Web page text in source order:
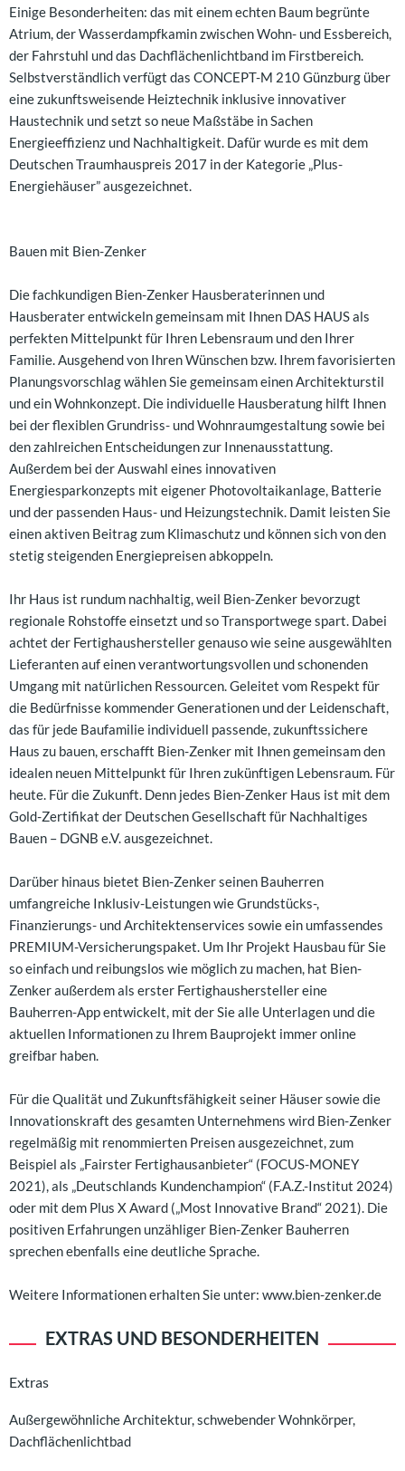
Einige Besonderheiten: das mit einem echten Baum begrünte
Atrium, der Wasserdampfkamin zwischen Wohn- und Essbereich,
der Fahrstuhl und das Dachflächenlichtband im Firstbereich.
Selbstverständlich verfügt das CONCEPT-M 210 Günzburg über
eine zukunftsweisende Heiztechnik inklusive innovativer
Haustechnik und setzt so neue Maßstäbe in Sachen
Energieeffizienz und Nachhaltigkeit. Dafür wurde es mit dem
Deutschen Traumhauspreis 2017 in der Kategorie „Plus-
Energiehäuser” ausgezeichnet.
Bauen mit Bien-Zenker
Die fachkundigen Bien-Zenker Hausberaterinnen und
Hausberater entwickeln gemeinsam mit Ihnen DAS HAUS als
perfekten Mittelpunkt für Ihren Lebensraum und den Ihrer
Familie. Ausgehend von Ihren Wünschen bzw. Ihrem favorisierten
Planungsvorschlag wählen Sie gemeinsam einen Architekturstil
und ein Wohnkonzept. Die individuelle Hausberatung hilft Ihnen
bei der flexiblen Grundriss- und Wohnraumgestaltung sowie bei
den zahlreichen Entscheidungen zur Innenausstattung.
Außerdem bei der Auswahl eines innovativen
Energiesparkonzepts mit eigener Photovoltaikanlage, Batterie
und der passenden Haus- und Heizungstechnik. Damit leisten Sie
einen aktiven Beitrag zum Klimaschutz und können sich von den
stetig steigenden Energiepreisen abkoppeln.
Ihr Haus ist rundum nachhaltig, weil Bien-Zenker bevorzugt
regionale Rohstoffe einsetzt und so Transportwege spart. Dabei
achtet der Fertighaushersteller genauso wie seine ausgewählten
Lieferanten auf einen verantwortungsvollen und schonenden
Umgang mit natürlichen Ressourcen. Geleitet vom Respekt für
die Bedürfnisse kommender Generationen und der Leidenschaft,
das für jede Baufamilie individuell passende, zukunftssichere
Haus zu bauen, erschafft Bien-Zenker mit Ihnen gemeinsam den
idealen neuen Mittelpunkt für Ihren zukünftigen Lebensraum. Für
heute. Für die Zukunft. Denn jedes Bien-Zenker Haus ist mit dem
Gold-Zertifikat der Deutschen Gesellschaft für Nachhaltiges
Bauen – DGNB e.V. ausgezeichnet.
Darüber hinaus bietet Bien-Zenker seinen Bauherren
umfangreiche Inklusiv-Leistungen wie Grundstücks-,
Finanzierungs- und Architektenservices sowie ein umfassendes
PREMIUM-Versicherungspaket. Um Ihr Projekt Hausbau für Sie
so einfach und reibungslos wie möglich zu machen, hat Bien-
Zenker außerdem als erster Fertighaushersteller eine
Bauherren-App entwickelt, mit der Sie alle Unterlagen und die
aktuellen Informationen zu Ihrem Bauprojekt immer online
greifbar haben.
Für die Qualität und Zukunftsfähigkeit seiner Häuser sowie die
Innovationskraft des gesamten Unternehmens wird Bien-Zenker
regelmäßig mit renommierten Preisen ausgezeichnet, zum
Beispiel als „Fairster Fertighausanbieter“ (FOCUS-MONEY
2021), als „Deutschlands Kundenchampion“ (F.A.Z.-Institut 2024)
oder mit dem Plus X Award („Most Innovative Brand“ 2021). Die
positiven Erfahrungen unzähliger Bien-Zenker Bauherren
sprechen ebenfalls eine deutliche Sprache.
Weitere Informationen erhalten Sie unter: www.bien-zenker.de
EXTRAS UND BESONDERHEITEN
Extras
Außergewöhnliche Architektur, schwebender Wohnkörper,
Dachflächenlichtbad